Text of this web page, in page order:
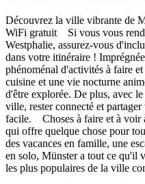
Découvrez la ville vibrante de
WiFi gratuit Si vous vous
Westphalie, assurez-vous
dans votre itinéraire !
phénoménal d'activités à faire
cuisine et une vie nocturne
d'être explorée. De plus, avec
ville, rester connecté et
facile. Choses à faire et à
qui offre quelque chose pour
des vacances en famille, une
en solo, Münster a tout ce qu'il
les plus populaires de la ville